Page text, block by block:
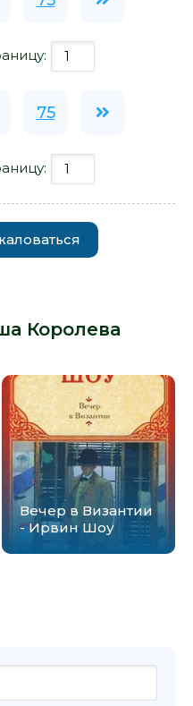
75
Королева
Вечер в Византии
- Ирвин Шоу